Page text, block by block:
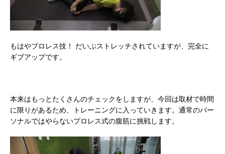
もはやプロレス技！ だいぶストレッチされていますが、完全に
ギブアップです。
本来はもっとたくさんのチェックをしますが、今回は取材で時間
に限りがあるため、トレーニングに入っていきます。通常のパー
ソナルではやらないプロレス式の腹筋に挑戦します。